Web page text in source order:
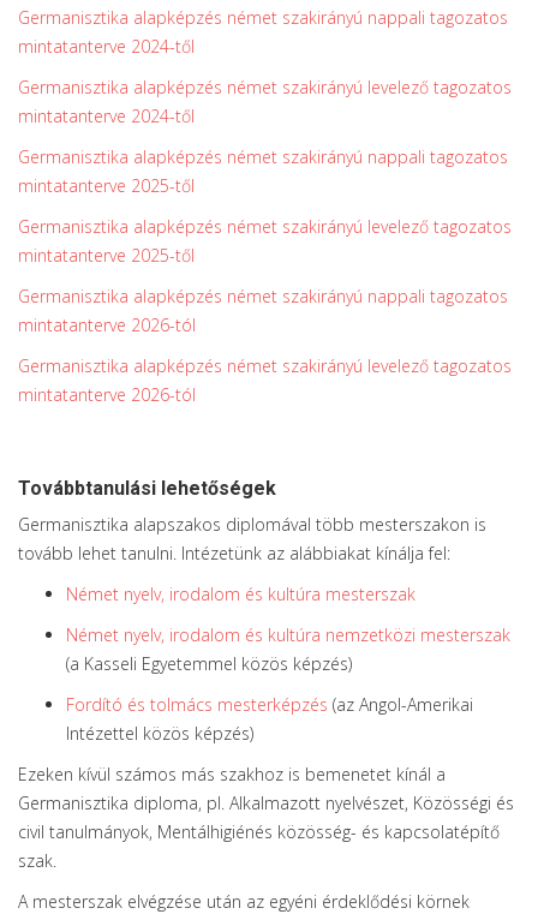
Germanisztika alapképzés német szakirányú nappali tagozatos
mintatanterve 2024-től
Germanisztika alapképzés német szakirányú levelező tagozatos
mintatanterve 2024-től
Germanisztika alapképzés német szakirányú nappali tagozatos
mintatanterve 2025-től
Germanisztika alapképzés német szakirányú levelező tagozatos
mintatanterve 2025-től
Germanisztika alapképzés német szakirányú nappali tagozatos
mintatanterve 2026-tól
Germanisztika alapképzés német szakirányú levelező tagozatos
mintatanterve 2026-tól
Továbbtanulási lehetőségek
Germanisztika alapszakos diplomával több mesterszakon is
tovább lehet tanulni. Intézetünk az alábbiakat kínálja fel:
Német nyelv, irodalom és kultúra mesterszak
Német nyelv, irodalom és kultúra nemzetközi mesterszak
(a Kasseli Egyetemmel közös képzés)
Fordító és tolmács mesterképzés (az Angol-Amerikai
Intézettel közös képzés)
Ezeken kívül számos más szakhoz is bemenetet kínál a
Germanisztika diploma, pl. Alkalmazott nyelvészet, Közösségi és
civil tanulmányok, Mentálhigiénés közösség- és kapcsolatépítő
szak.
A mesterszak elvégzése után az egyéni érdeklődési körnek